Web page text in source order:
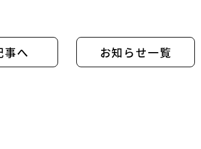
事へ お知らせ一覧